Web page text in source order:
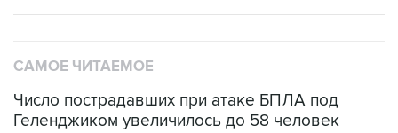
САМОЕ ЧИТАЕМОЕ
Число пострадавших при атаке БПЛА под
Геленджиком увеличилось до 58 человек